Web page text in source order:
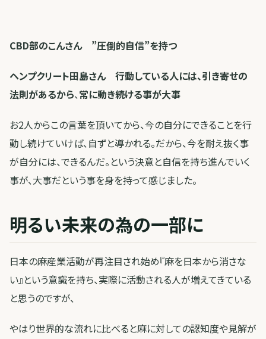
CBD部のこんさん ”圧倒的自信”を持つ
ヘンプクリート田島さん 行動している人には、引き寄せの
法則があるから、常に動き続ける事が大事
お2人からこの言葉を頂いてから、今の自分にできることを行
動し続けていけば、自ずと導かれる。だから、今を耐え抜く事
が自分には、できるんだ。という決意と自信を持ち進んでいく
事が、大事だという事を身を持って感じました。
明るい未来の為の一部に
日本の麻産業活動が再注目され始め『麻を日本から消さな
い』という意識を持ち、実際に活動される人が増えてきている
と思うのですが、
やはり世界的な流れに比べると麻に対しての認知度や見解が